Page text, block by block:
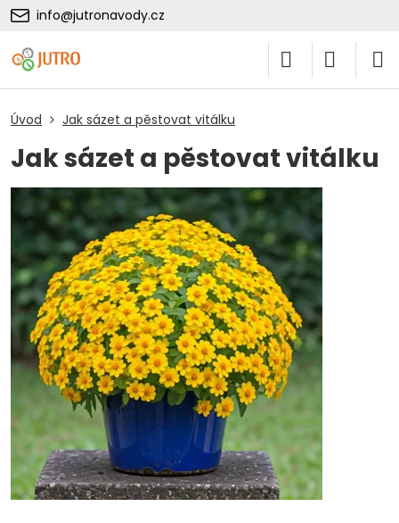
info@jutronavody.cz
Úvod Jak sázet a pěstovat vitálku
Jak sázet a pěstovat vitálku